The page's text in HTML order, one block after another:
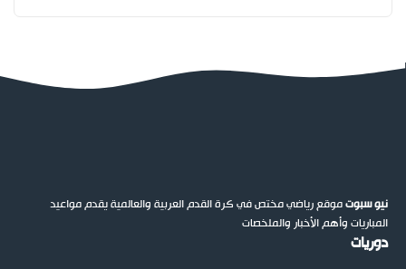
نيو سبوتموقع رياضي مختص في كرة القدم العربية والعالمية يقدم مواعيد
المباريات وأهم الأخبار والملخصات
دوريات